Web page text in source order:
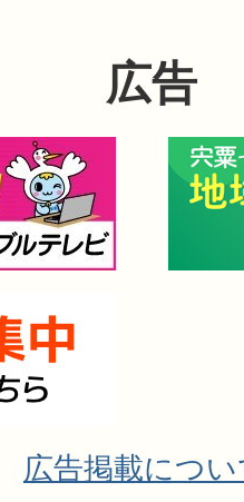
広告
広告掲載につ